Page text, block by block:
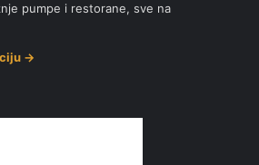
pumpe i restorane, sve na
→